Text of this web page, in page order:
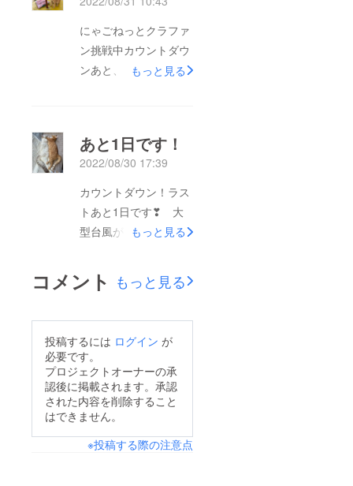
頑張りました。それだ
けでなく、30日の夕方
まで募金を届けてくれ
る方々の額を加えると
ンバーにとっては
120%の達成感です。
何よりも市民に沖縄の
外猫の現状を少しでも
知って頂き、自身の問
なったことは大きな成
ター 地域猫以外のノ
ラ猫の無料不妊手術 4
年ぶり再開へ玉城デ
ニー知事 犬猫殺処分
ゼロの公約を果たすた
めに行政が全力で取り
組む方針を示す沖縄県
にゃごねっとクラファ
ン挑戦中カウントダウ
ンあと、半日！アナロ
数時間となりました。
かなりハードルが高
く、目標額までは達す
ることは叶いませんで
したが、たくさんの
特にうれしいのは、近
り街や飲食店のママさ
んたちから、遠方から
はチラシを片手にわざ
わざお店を訪ねて募金
してくれています。極
めてローカルな活動な
のに、だからこそ自身
もっと見る
あと1日です！
2022/08/30 17:39
カウントダウン！ラス
トあと1日です❣ 大
型台風が沖縄を直撃の
は台風対策の１日で
す。毎日のように悲し
ら、里親さんにつない
だ愛し子たちのうれし
い便りが私たちを支え
ています。 たくさん
活動があってもそれが
もっと見る
コメント もっと見る
投稿するには ログイン が
必要です。
プロジェクトオーナーの承
認後に掲載されます。承認
された内容を削除すること
はできません。
※投稿する際の注意点